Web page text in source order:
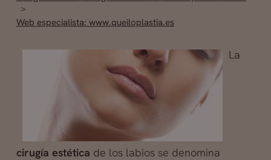
Web especialista: www.queiloplastia.es
La
cirugía estética de los labios se denomina